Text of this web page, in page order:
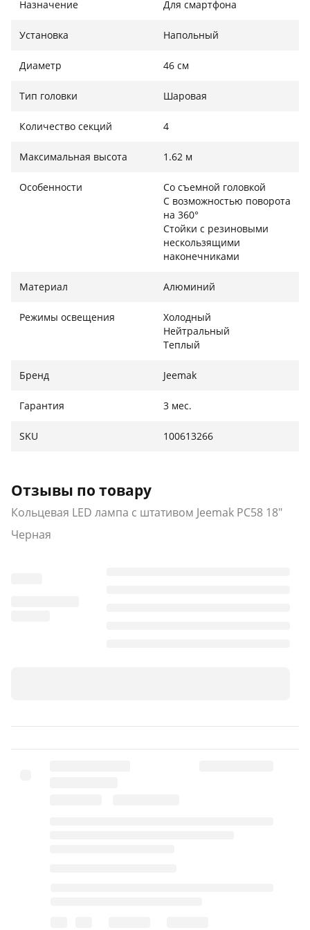
достижения нужного угла освещения.
Световые режимы и возможности управления
(теплый 2700K, нейтральный и холодный до 5500K) и
11 уровнями яркости, что предоставляет широкие
возможности для точной настройки освещения под
различные типы съемки — от макросъемки до
обеспечивает равномерный, мягкий свет без теней
и бликов, что делает его идеальным для визажистов,
косметологов, блогеров и фотографов.
делают использование лампы максимально
удобным. Подзарядка лампы осуществляется через
USB-кабель, что дает свободу подключения к
портативным источникам питания.
Назначение Для смартфона
Установка Напольный
Диаметр 46 см
Тип головки Шаровая
Количество секций 4
Максимальная высота 1.62 м
Особенности
Со съемной головкой
С возможностью поворота
на 360°
Стойки с резиновыми
нескользящими
наконечниками
Материал Алюминий
Режимы освещения
Холодный
Нейтральный
Теплый
Бренд Jeemak
Гарантия 3 мес.
SKU 100613266
Отзывы по товару
Кольцевая LED лампа с штативом Jeemak PC58 18"
Черная